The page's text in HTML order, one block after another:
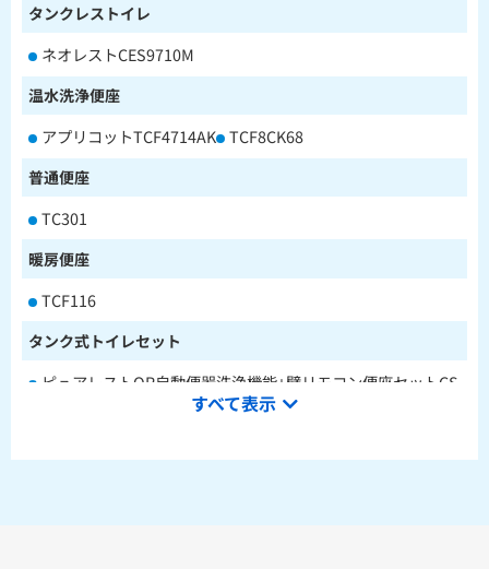
タンクレストイレ
ネオレストCES9710M
温水洗浄便座
アプリコットTCF4714AK TCF8CK68
普通便座
TC301
暖房便座
TCF116
タンク式トイレセット
ピュアレストQR自動便器洗浄機能+壁リモコン便座セットCS
232BM+SH233BA+TCF4714AK
すべて表示